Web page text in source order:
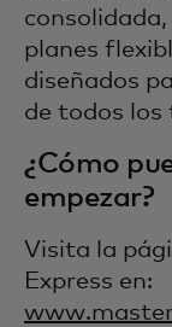
planes
diseñados
de todos los
¿Cómo
empezar?
Visita la
Express en: